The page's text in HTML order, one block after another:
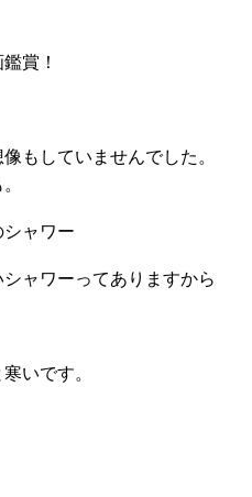
賞！
もしていませんでした。
ャワー
ャワーってありますから
いです。